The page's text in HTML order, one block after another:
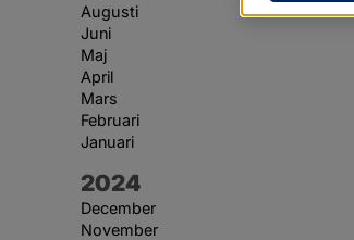
Augusti
Juni
Maj
April
Mars
Februari
Januari
År:
2024
December
November